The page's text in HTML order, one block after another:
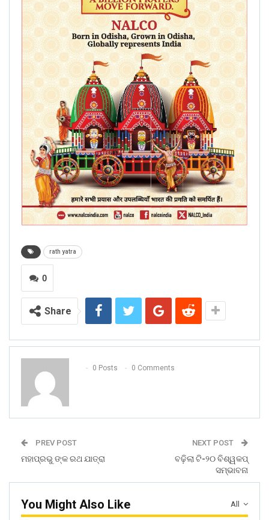
rath yatra
0
Share
0 Posts 0 Comments
PREV POST
ମହାପ୍ରଭୁ ଙ୍କ ରଥ ଯାତ୍ରା
NEXT POST
ବଢ଼ିଲା ଟି-୨୦ ବିଶ୍ୱକପ୍‍
ସମ୍ଭାବନା
All
You Might Also Like